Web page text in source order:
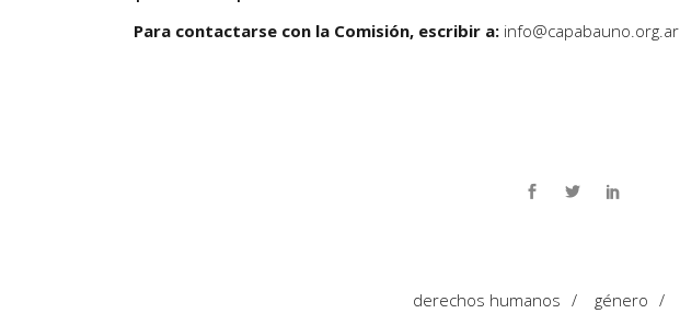
Para contactarse con la Comisión, escribir a: info@capabauno.org.ar
derechos humanos / género /